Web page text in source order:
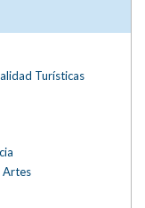
Turísticas
Artes